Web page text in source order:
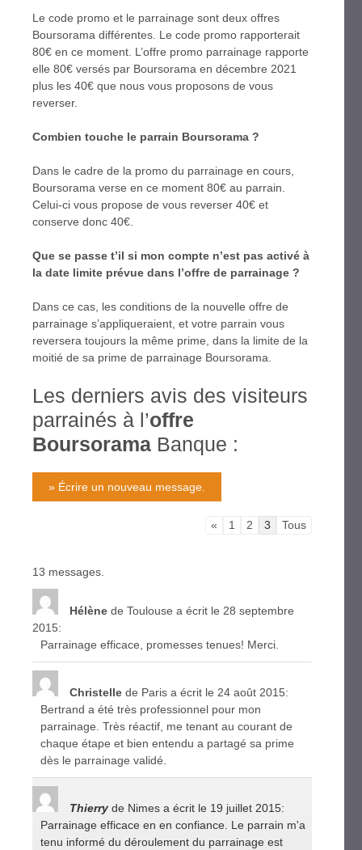
Le code promo et le parrainage sont deux offres
Boursorama différentes. Le code promo rapporterait
80€ en ce moment. L’offre promo parrainage rapporte
elle 80€ versés par Boursorama en décembre 2021
plus les 40€ que nous vous proposons de vous
reverser.
Combien touche le parrain Boursorama ?
Dans le cadre de la promo du parrainage en cours,
Boursorama verse en ce moment 80€ au parrain.
Celui-ci vous propose de vous reverser 40€ et
conserve donc 40€.
Que se passe t’il si mon compte n’est pas activé à
la date limite prévue dans l’offre de parrainage ?
Dans ce cas, les conditions de la nouvelle offre de
parrainage s’appliqueraient, et votre parrain vous
reversera toujours la même prime, dans la limite de la
moitié de sa prime de parrainage Boursorama.
Les derniers avis des visiteurs
parrainés à l’offre
Boursorama Banque :
« 1 2 3 Tous
13 messages.
Hélène de Toulouse a écrit le 28 septembre
2015:
Parrainage efficace, promesses tenues! Merci.
Christelle de Paris a écrit le 24 août 2015:
Bertrand a été très professionnel pour mon
parrainage. Très réactif, me tenant au courant de
chaque étape et bien entendu a partagé sa prime
dès le parrainage validé.
Thierry de Nimes a écrit le 19 juillet 2015:
Parrainage efficace en en confiance. Le parrain m'a
tenu informé du déroulement du parrainage est